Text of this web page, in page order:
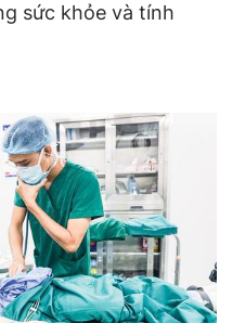
Liên hệ quảng cáo
0908 780 404
Tòa soạn Chính sách bảo
Thành
sức khỏe và tính